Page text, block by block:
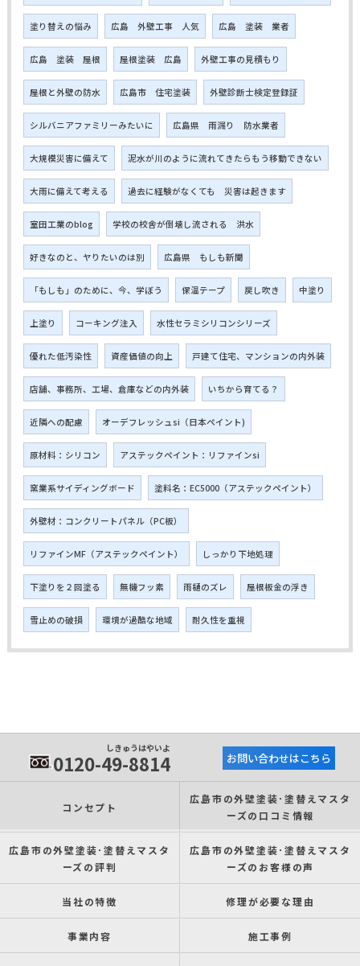
塗り替えの悩み 広島 外壁工事 人気 広島 塗装 業者
広島 塗装 屋根 屋根塗装 広島 外壁工事の見積もり
屋根と外壁の防水 広島市 住宅塗装 外壁診断士検定登録証
シルバニアファミリーみたいに 広島県 雨漏り 防水業者
大規模災害に備えて 泥水が川のように流れてきたらもう移動できない
大雨に備えて考える 過去に経験がなくても 災害は起きます
室田工業のblog 学校の校舎が倒壊し流される 洪水
好きなのと、ヤりたいのは別 広島県 もしも新聞
「もしも」のために、今、学ぼう 保温テープ 戻し吹き 中塗り
上塗り コーキング注入 水性セラミシリコンシリーズ
優れた低汚染性 資産価値の向上 戸建て住宅、マンションの内外装
店舗、事務所、工場、倉庫などの内外装 いちから育てる？
近隣への配慮 オーデフレッシュsi（日本ペイント)
原材料：シリコン アステックペイント：リファインsi
窯業系サイディングボード 塗料名：EC5000（アステックペイント）
外壁材：コンクリートパネル（PC板）
リファインMF（アステックペイント） しっかり下地処理
下塗りを２回塗る 無機フッ素 雨樋のズレ 屋根板金の浮き
雪止めの破損 環境が過酷な地域 耐久性を重視
しきゅうはやいよ
0120-49-8814 お問い合わせはこちら
コンセプト
広島市の外壁塗装･塗替えマスタ
ーズの口コミ情報
広島市の外壁塗装･塗替えマスタ
ーズの評判
広島市の外壁塗装･塗替えマスタ
ーズのお客様の声
当社の特徴 修理が必要な理由
事業内容 施工事例